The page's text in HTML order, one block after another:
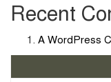
Recent
A WordPress